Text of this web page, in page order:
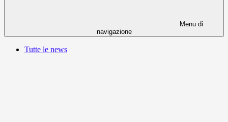
Menu di
navigazione
Tutte le news